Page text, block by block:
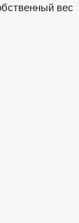
вес